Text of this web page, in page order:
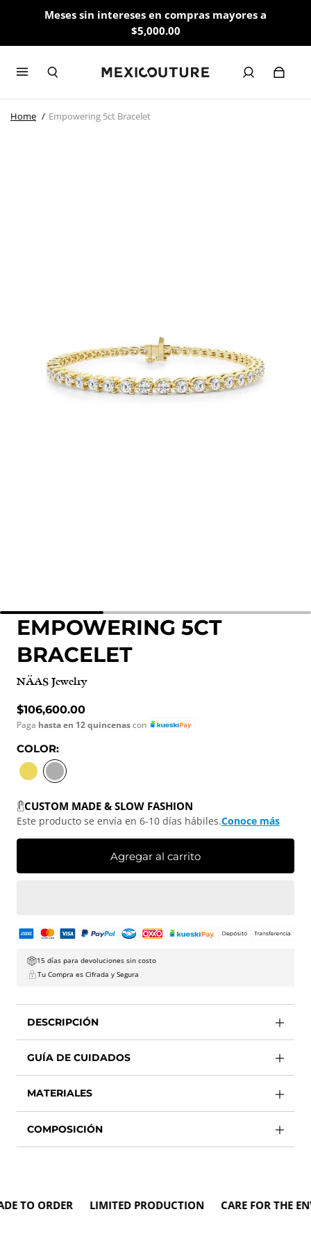
Meses sin intereses en compras mayores a
$5,000.00
Home Empowering 5ct Bracelet
EMPOWERING 5CT
BRACELET
NÄAS Jewelry
Precio normal
$106,600.00
Paga hasta en 12 quincenascon
COLOR:
YELLOW GOLD
WHITE GOLD
CUSTOM MADE & SLOW FASHION
Este producto se envía en 6-10 días hábiles.Conoce más
Agregar al carrito
15 días para devoluciones sin costo
Tu Compra es Cifrada y Segura
DESCRIPCIÓN
GUÍA DE CUIDADOS
MATERIALES
COMPOSICIÓN
ORDER LIMITED PRODUCTION CARE FOR THE